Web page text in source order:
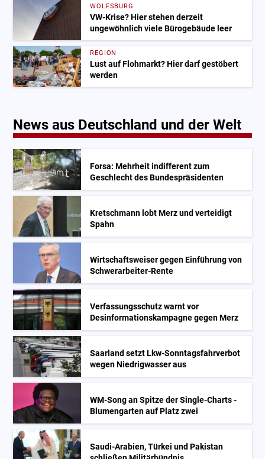
WOLFSBURG
VW-Krise? Hier stehen derzeit
ungewöhnlich viele Bürogebäude leer
REGION
Lust auf Flohmarkt? Hier darf gestöbert
werden
News aus Deutschland und der Welt
Forsa: Mehrheit indifferent zum
Geschlecht des Bundespräsidenten
Kretschmann lobt Merz und verteidigt
Spahn
Wirtschaftsweiser gegen Einführung von
Schwerarbeiter-Rente
Verfassungsschutz warnt vor
Desinformationskampagne gegen Merz
Saarland setzt Lkw-Sonntagsfahrverbot
wegen Niedrigwasser aus
WM-Song an Spitze der Single-Charts -
Blumengarten auf Platz zwei
Saudi-Arabien, Türkei und Pakistan